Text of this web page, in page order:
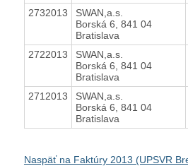
2732013
SWAN,a.s.
Borská 6, 841 04
Bratislava
2722013
SWAN,a.s.
Borská 6, 841 04
Bratislava
2712013
SWAN,a.s.
Borská 6, 841 04
Bratislava
Naspäť na Faktúry 2013 (UPSVR